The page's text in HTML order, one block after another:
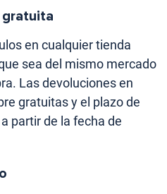
en cualquier tienda
sea del mismo mercado
Las devoluciones en
gratuitas y el plazo de
partir de la fecha de